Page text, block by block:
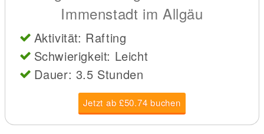
Immenstadt im Allgäu
Aktivität: Rafting
Schwierigkeit: Leicht
Dauer: 3.5 Stunden
Jetzt ab £50.74 buchen